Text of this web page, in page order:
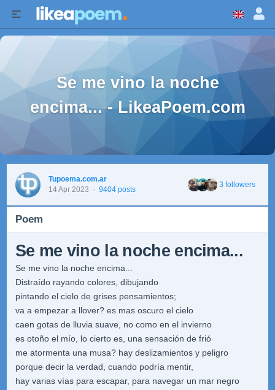
Se me vino la noche
encima... - LikeaPoem.com
Tupoema.com.ar
14 Apr 2023 · 9404 posts
3 followers
Poem
Se me vino la noche encima...
Se me vino la noche encima...
Distraído rayando colores, dibujando
pintando el cielo de grises pensamientos;
va a empezar a llover? es mas oscuro el cielo
caen gotas de lluvia suave, no como en el invierno
es otoño el mío, lo cierto es, una sensación de frió
me atormenta una musa? hay deslizamientos y peligro
porque decir la verdad, cuando podría mentir,
hay varias vías para escapar, para navegar un mar negro